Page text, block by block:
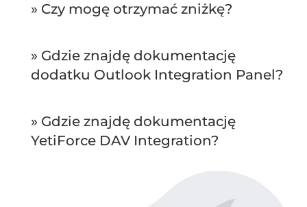
» Czy mogę otrzymać zniżkę?
» Gdzie znajdę dokumentację
dodatku Outlook Integration Panel?
» Gdzie znajdę dokumentację
YetiForce DAV Integration?